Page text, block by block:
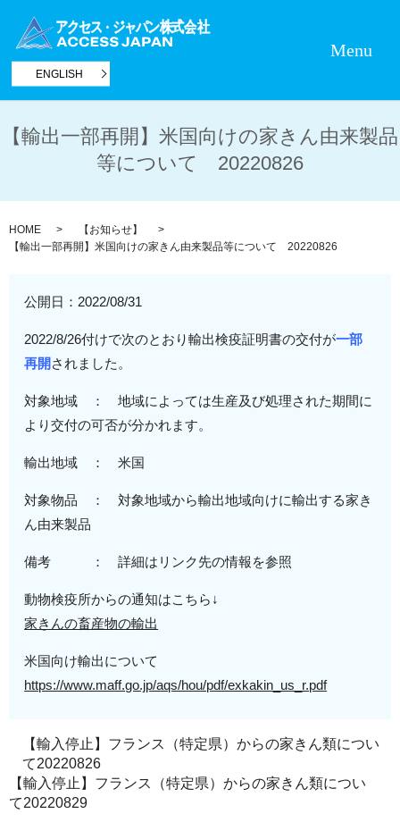
ENGLISH
Menu
【輸出一部再開】米国向けの家きん由来製品
等について 20220826
HOME
【お知らせ】
【輸出一部再開】米国向けの家きん由来製品等について 20220826
公開日： 2022/08/31
2022/8/26付けで次のとおり輸出検疫証明書の交付が一部
再開 されました。
対象地域 ： 地域によっては生産及び処理された期間に
より交付の可否が分かれます。
輸出地域 ： 米国
対象物品 ： 対象地域から輸出地域向けに輸出する家き
ん由来製品
備考 ： 詳細はリンク先の情報を参照
動物検疫所からの通知はこちら↓
家きんの畜産物の輸出
米国向け輸出について
https://www.maff.go.jp/aqs/hou/pdf/exkakin_us_r.pdf
【輸入停止】フランス（特定県）からの家きん類につい
て20220826
【輸入停止】フランス（特定県）からの家きん類につい
て20220829